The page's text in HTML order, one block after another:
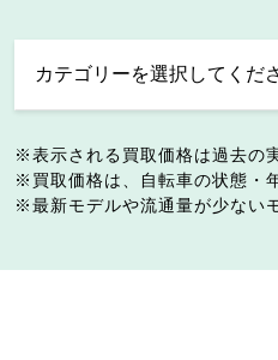
表示される買取価格は過去の
買取価格は、自転車の状態・
最新モデルや流通量が少ない